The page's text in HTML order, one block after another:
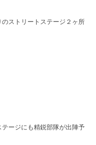
ストリートステージ２ヶ所
ージにも精鋭部隊が出陣予